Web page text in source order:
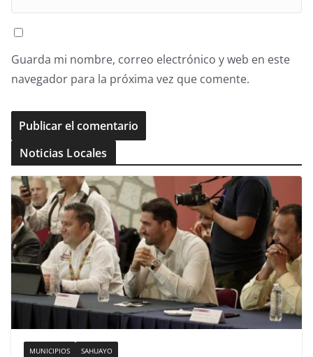
Guarda mi nombre, correo electrónico y web en este
navegador para la próxima vez que comente.
Noticias Locales
MUNICIPIOS SAHUAYO